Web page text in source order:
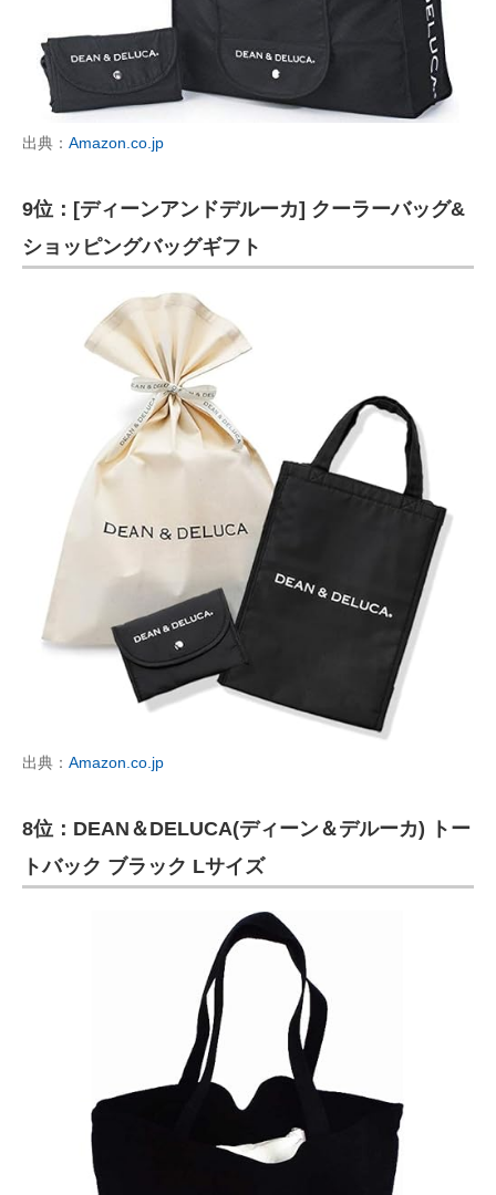
出典： Amazon.co.jp
9位：[ディーンアンドデルーカ] クーラーバッグ&
ショッピングバッグギフト
出典： Amazon.co.jp
8位：DEAN＆DELUCA(ディーン＆デルーカ) トー
トバック ブラック Lサイズ